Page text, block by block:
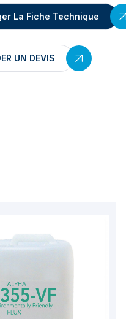
La Fiche Technique
UN DEVIS